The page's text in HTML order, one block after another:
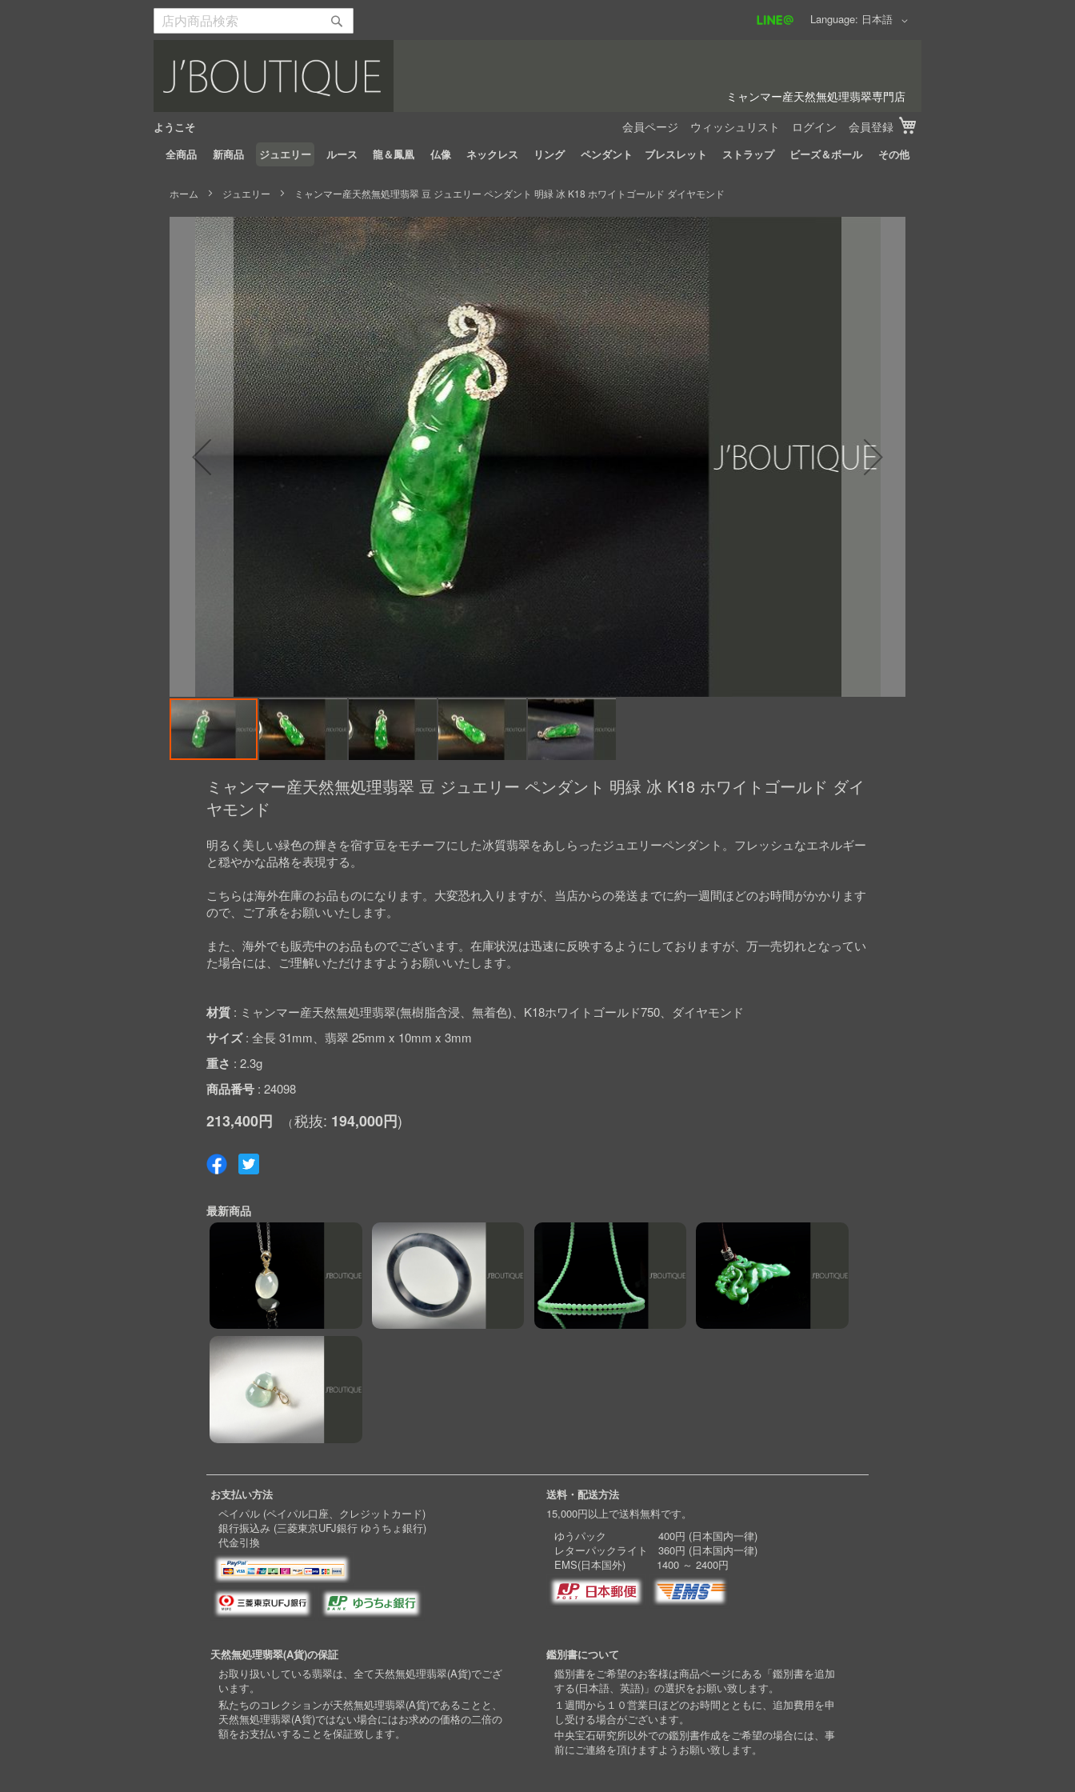
Language
日本語
会員ページ ウィッシュリスト ログイン 会員登録
Skip
ミャンマー産天然無処理翡翠専門店
ようこそ
検
検
始
全商品 新商品 ジュエリー ルース 龍＆鳳凰 仏像 ネックレス リング ペンダント ブレスレット ストラップ ビーズ＆ボール その他
ホーム ジュエリー ミャンマー産天然無処理翡翠 豆 ジュエリー ペンダント 明緑 冰 K18 ホワイトゴールド ダイヤモンド
images
gallery
beginning
ミャンマー産天然無処理翡翠 豆 ジュエリー ペンダント 明緑 冰 K18 ホワイトゴールド ダイ
ヤモンド
明るく美しい緑色の輝きを宿す豆をモチーフにした冰質翡翠をあしらったジュエリーペンダント。フレッシュなエネルギー
と穏やかな品格を表現する。
こちらは海外在庫のお品ものになります。大変恐れ入りますが、当店からの発送までに約一週間ほどのお時間がかかります
ので、ご了承をお願いいたします。
また、海外でも販売中のお品ものでございます。在庫状況は迅速に反映するようにしておりますが、万一売切れとなってい
た場合には、ご理解いただけますようお願いいたします。
材質 ミャンマー産天然無処理翡翠(無樹脂含浸、無着色)、K18ホワイトゴールド750、ダイヤモンド
サイズ 全長 31mm、翡翠 25mm x 10mm x 3mm
重さ 2.3g
商品番号 24098
213,400円 194,000円
最新商品
お支払い方法
ペイパル (ペイパル口座、クレジットカード)
銀行振込み (三菱東京UFJ銀行 ゆうちょ銀行)
代金引換
送料・配送方法
15,000円以上で送料無料です。
ゆうパック 400円 (日本国内一律)
レターパックライト 360円 (日本国内一律)
EMS(日本国外) 1400 ～ 2400円
天然無処理翡翠(A貨)の保証
お取り扱いしている翡翠は、全て天然無処理翡翠(A貨)でござ
います。
私たちのコレクションが天然無処理翡翠(A貨)であることと、
天然無処理翡翠(A貨)ではない場合にはお求めの価格の二倍の
額をお支払いすることを保証致します。
鑑別書について
鑑別書をご希望のお客様は商品ページにある「鑑別書を追加
する(日本語、英語)」の選択をお願い致します。
１週間から１０営業日ほどのお時間とともに、追加費用を申
し受ける場合がございます。
中央宝石研究所以外での鑑別書作成をご希望の場合には、事
前にご連絡を頂けますようお願い致します。